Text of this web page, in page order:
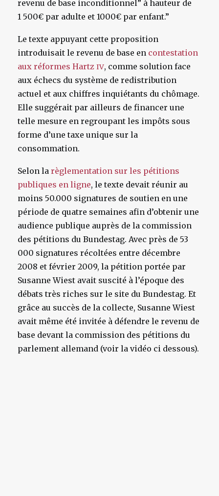
revenu de base inconditionnel” à hauteur de
1 500€ par adulte et 1000€ par enfant.”
Le texte appuyant cette proposition
introduisait le revenu de base en contestation
aux réformes Hartz IV, comme solution face
aux échecs du système de redistribution
actuel et aux chiffres inquiétants du chômage.
Elle suggérait par ailleurs de financer une
telle mesure en regroupant les impôts sous
forme d’une taxe unique sur la
consommation.
Selon la règlementation sur les pétitions
publiques en ligne, le texte devait réunir au
moins 50.000 signatures de soutien en une
période de quatre semaines afin d’obtenir une
audience publique auprès de la commission
des pétitions du Bundestag. Avec près de 53
000 signatures récoltées entre décembre
2008 et février 2009, la pétition portée par
Susanne Wiest avait suscité à l’époque des
débats très riches sur le site du Bundestag. Et
grâce au succès de la collecte, Susanne Wiest
avait même été invitée à défendre le revenu de
base devant la commission des pétitions du
parlement allemand (voir la vidéo ci dessous).